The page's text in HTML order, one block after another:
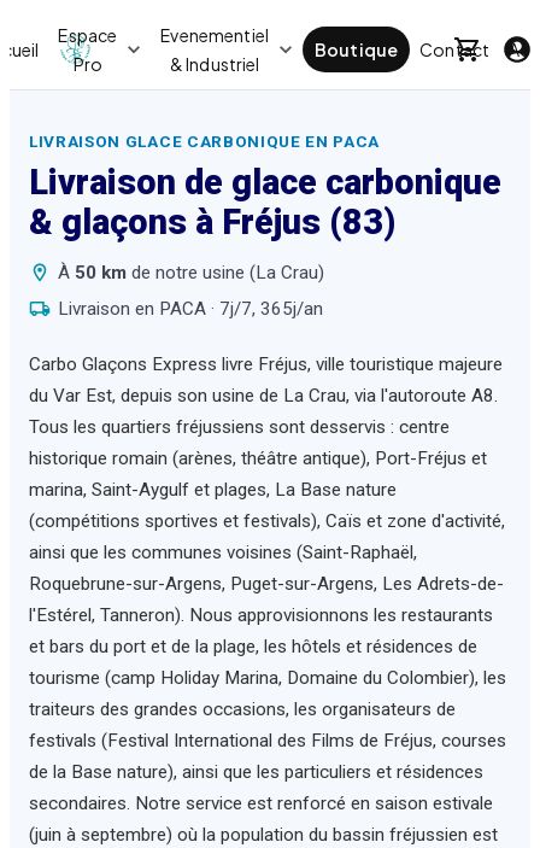
Espace
Pro
Evenementiel
& Industriel
Boutique Contact
LIVRAISON GLACE CARBONIQUE EN PACA
Livraison de glace carbonique
& glaçons à Fréjus (83)
À 50 km de notre usine (La Crau)
Livraison en PACA · 7j/7, 365j/an
Carbo Glaçons Express livre Fréjus, ville touristique majeure
du Var Est, depuis son usine de La Crau, via l'autoroute A8.
Tous les quartiers fréjussiens sont desservis : centre
historique romain (arènes, théâtre antique), Port-Fréjus et
marina, Saint-Aygulf et plages, La Base nature
(compétitions sportives et festivals), Caïs et zone d'activité,
ainsi que les communes voisines (Saint-Raphaël,
Roquebrune-sur-Argens, Puget-sur-Argens, Les Adrets-de-
l'Estérel, Tanneron). Nous approvisionnons les restaurants
et bars du port et de la plage, les hôtels et résidences de
tourisme (camp Holiday Marina, Domaine du Colombier), les
traiteurs des grandes occasions, les organisateurs de
festivals (Festival International des Films de Fréjus, courses
de la Base nature), ainsi que les particuliers et résidences
secondaires. Notre service est renforcé en saison estivale
(juin à septembre) où la population du bassin fréjussien est